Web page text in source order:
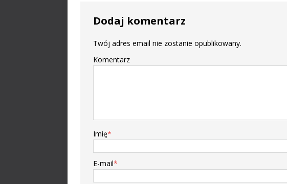
Dodaj komentarz
Twój adres email nie zostanie opublikowany.
Komentarz
Imię*
E-mail*